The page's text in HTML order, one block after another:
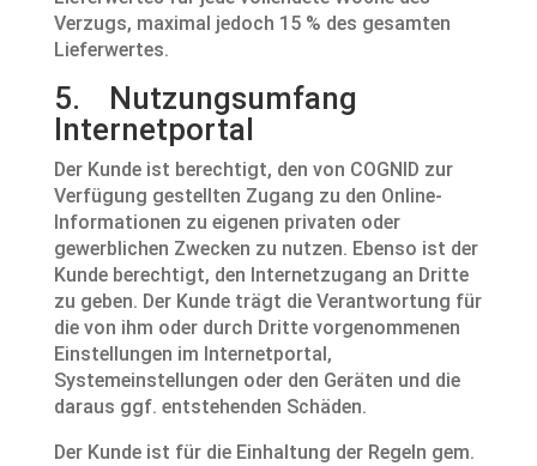
Verzugs, maximal jedoch 15 % des gesamten
Lieferwertes.
5. Nutzungsumfang
Internetportal
Der Kunde ist berechtigt, den von COGNID zur
Verfügung gestellten Zugang zu den Online-
Informationen zu eigenen privaten oder
gewerblichen Zwecken zu nutzen. Ebenso ist der
Kunde berechtigt, den Internetzugang an Dritte
zu geben. Der Kunde trägt die Verantwortung für
die von ihm oder durch Dritte vorgenommenen
Einstellungen im Internetportal,
Systemeinstellungen oder den Geräten und die
daraus ggf. entstehenden Schäden.
Der Kunde ist für die Einhaltung der Regeln gem.